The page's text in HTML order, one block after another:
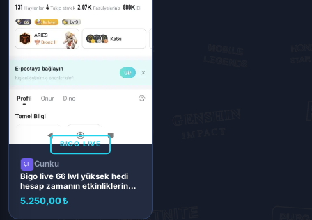
BIGO LIVE
Cunku
Bigo live 66 lwl yüksek hedi
hesap zamanın etkinliklerinde
top 10
5.250,00 ₺